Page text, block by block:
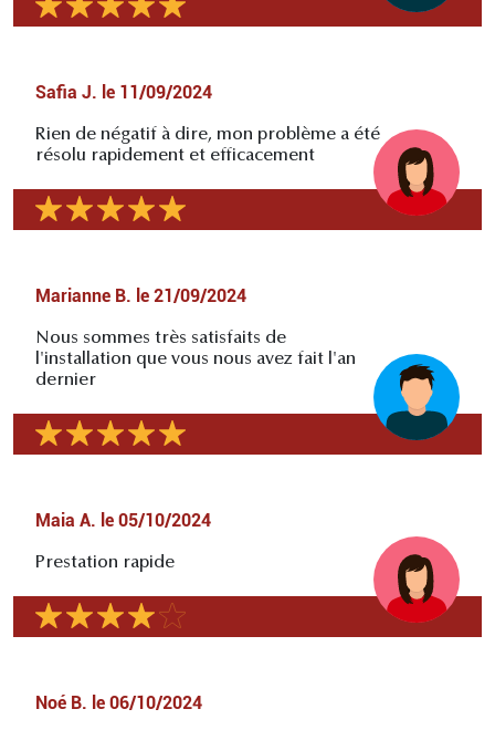
Safia J. le 11/09/2024
Rien de négatif à dire, mon problème a été
résolu rapidement et efficacement
Marianne B. le 21/09/2024
Nous sommes très satisfaits de
l'installation que vous nous avez fait l'an
dernier
Maia A. le 05/10/2024
Prestation rapide
Noé B. le 06/10/2024